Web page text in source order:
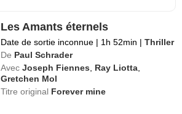
Les Amants éternels
Date de sortie inconnue | 1h 52min | Thriller
De Paul Schrader
Avec Joseph Fiennes Ray Liotta
Gretchen Mol
Titre original Forever mine